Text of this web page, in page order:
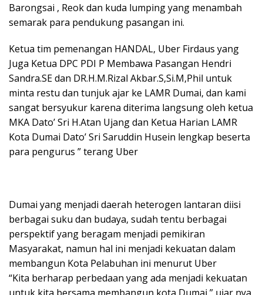
Barongsai , Reok dan kuda lumping yang menambah
semarak para pendukung pasangan ini.
Ketua tim pemenangan HANDAL, Uber Firdaus yang
Juga Ketua DPC PDI P Membawa Pasangan Hendri
Sandra.SE dan DR.H.M.Rizal Akbar.S,Si.M,Phil untuk
minta restu dan tunjuk ajar ke LAMR Dumai, dan kami
sangat bersyukur karena diterima langsung oleh ketua
MKA Dato’ Sri H.Atan Ujang dan Ketua Harian LAMR
Kota Dumai Dato’ Sri Saruddin Husein lengkap beserta
para pengurus ” terang Uber
Dumai yang menjadi daerah heterogen lantaran diisi
berbagai suku dan budaya, sudah tentu berbagai
perspektif yang beragam menjadi pemikiran
Masyarakat, namun hal ini menjadi kekuatan dalam
membangun Kota Pelabuhan ini menurut Uber
“Kita berharap perbedaan yang ada menjadi kekuatan